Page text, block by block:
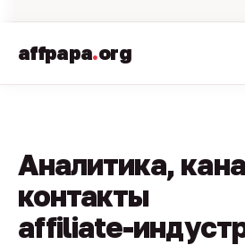
affpapa.org
Аналитика,
контакты
affiliate-